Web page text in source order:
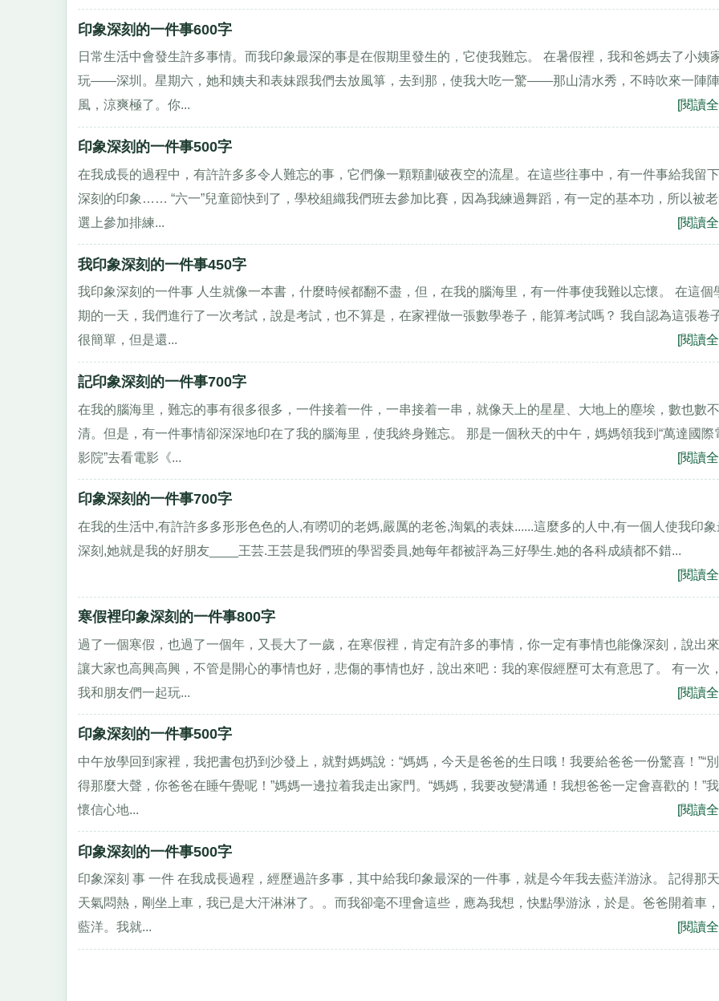
印象深刻的一件事600字
日常生活中會發生許多事情。而我印象最深的事是在假期里發生的，它使我難忘。 在暑假裡，我和爸媽去了小姨
玩——深圳。星期六，她和姨夫和表妹跟我們去放風箏，去到那，使我大吃一驚——那山清水秀，不時吹來一陣
風，涼爽極了。你...
[閱讀
印象深刻的一件事500字
在我成長的過程中，有許許多多令人難忘的事，它們像一顆顆劃破夜空的流星。在這些往事中，有一件事給我留
深刻的印象…… “六一”兒童節快到了，學校組織我們班去參加比賽，因為我練過舞蹈，有一定的基本功，所以被
選上參加排練...
[閱讀
我印象深刻的一件事450字
我印象深刻的一件事 人生就像一本書，什麼時候都翻不盡，但，在我的腦海里，有一件事使我難以忘懷。 在這個
期的一天，我們進行了一次考試，說是考試，也不算是，在家裡做一張數學卷子，能算考試嗎？ 我自認為這張卷
很簡單，但是還...
[閱讀
記印象深刻的一件事700字
在我的腦海里，難忘的事有很多很多，一件接着一件，一串接着一串，就像天上的星星、大地上的塵埃，數也數不
清。但是，有一件事情卻深深地印在了我的腦海里，使我終身難忘。 那是一個秋天的中午，媽媽領我到“萬達國際
影院”去看電影《...
[閱讀
印象深刻的一件事700字
在我的生活中,有許許多多形形色色的人,有嘮叨的老媽,嚴厲的老爸,淘氣的表妹......這麼多的人中,有一個人使我印象
深刻,她就是我的好朋友____王芸.王芸是我們班的學習委員,她每年都被評為三好學生.她的各科成績都不錯...
[閱讀
寒假裡印象深刻的一件事800字
過了一個寒假，也過了一個年，又長大了一歲，在寒假裡，肯定有許多的事情，你一定有事情也能像深刻，說出來
讓大家也高興高興，不管是開心的事情也好，悲傷的事情也好，說出來吧：我的寒假經歷可太有意思了。 有一次，
我和朋友們一起玩...
[閱讀
印象深刻的一件事500字
中午放學回到家裡，我把書包扔到沙發上，就對媽媽說：“媽媽，今天是爸爸的生日哦！我要給爸爸一份驚喜！”“
得那麼大聲，你爸爸在睡午覺呢！”媽媽一邊拉着我走出家門。“媽媽，我要改變溝通！我想爸爸一定會喜歡的！”
懷信心地...
[閱讀
印象深刻的一件事500字
印象深刻 事 一件 在我成長過程，經歷過許多事，其中給我印象最深的一件事，就是今年我去藍洋游泳。 記得那天
天氣悶熱，剛坐上車，我已是大汗淋淋了。。而我卻毫不理會這些，應為我想，快點學游泳，於是。爸爸開着車
藍洋。我就...
[閱讀